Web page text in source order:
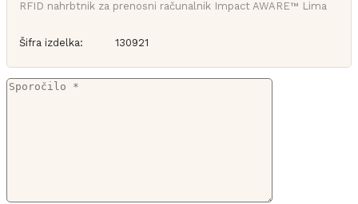
RFID nahrbtnik za prenosni računalnik Impact AWARE™ Lima
Šifra izdelka: 130921